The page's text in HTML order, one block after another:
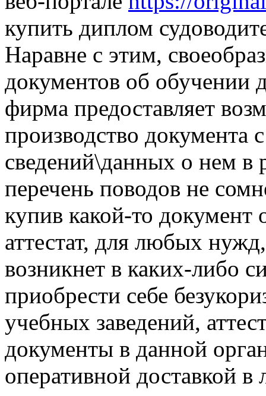
купить диплом
Наравне с этим,
документов об обучении
фирма предоставляет
производство
сведений\данных о нем в
перечень поводов не
купив какой-то документ
аттестат, для любых
возникнет в каких-либо
приобрести себе
учебных заведений,
документы в данной
оперативной доставкой